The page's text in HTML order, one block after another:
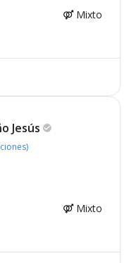
Mixto
Jesús
Mixto